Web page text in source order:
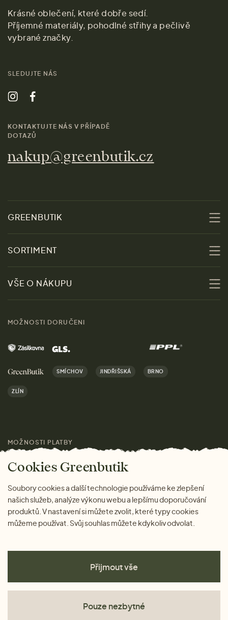
Krásné oblečení, které dobře sedí.
Příjemné materiály, pohodlné střihy a pečlivě
vybrané značky.
SLEDUJTE NÁS
KONTAKTUJTE NÁS V PŘÍPADĚ
DOTAZŮ
nakup@greenbutik.cz
GREENBUTIK
O nás
Udržitelnost
Obchody
Kontakt
Kariéra
Značky
Magazín
SORTIMENT
Slevy
Ženy
Muži
Domov
Dárky
VŠE O NÁKUPU
Výhody nákupu u nás
MOŽNOSTI DORUČENI
SMÍCHOV JINDŘIŠSKÁ BRNO
ZLÍN
MOŽNOSTI PLATBY
Cookies Greenbutik
Soubory cookies a další technologie používáme ke zlepšení
našich služeb, analýze výkonu webu a lepšímu doporučování
produktů. V nastavení si můžete zvolit, které typy cookies
můžeme používat. Svůj souhlas můžete kdykoliv odvolat.
Přijmout vše
Pouze nezbytné